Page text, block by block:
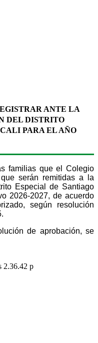
ANTE LA
DEL DISTRITO
PARA EL AÑO
familias que el Colegio
serán remitidas a la
Especial de Santiago
2026-2027, de acuerdo
según resolución
de aprobación, se